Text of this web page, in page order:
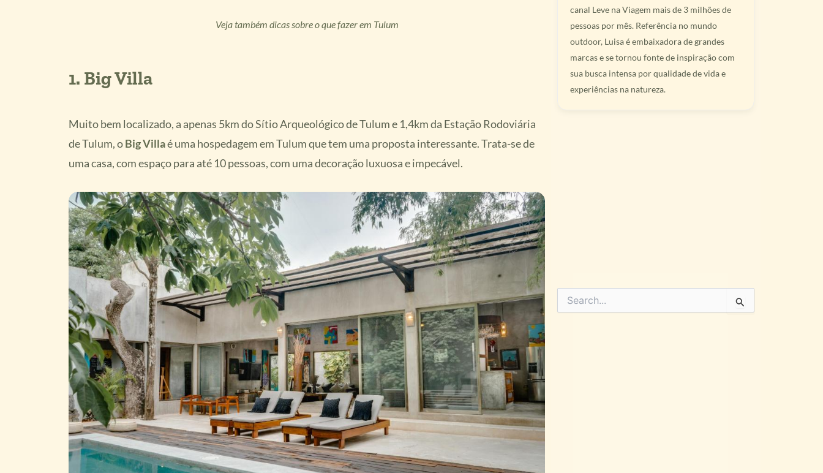
Veja também dicas sobre o que fazer em Tulum
1. Big Villa
Muito bem localizado, a apenas 5km do Sítio Arqueológico de Tulum e 1,4km da Estação Rodoviária
de Tulum, oBig Villaé uma hospedagem em Tulum que tem uma proposta interessante. Trata-se de
uma casa, com espaço para até 10 pessoas, com uma decoração luxuosa e impecável.
canal Leve na Viagem mais de 3 milhões de
pessoas por mês. Referência no mundo
outdoor, Luisa é embaixadora de grandes
marcas e se tornou fonte de inspiração com
sua busca intensa por qualidade de vida e
experiências na natureza.
Pesquisar
por: